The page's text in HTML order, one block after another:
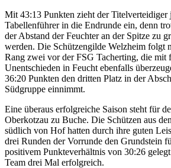
Mit 43:13 Punkten zieht der Titelverteidiger
Tabellenführer in die Endrunde ein, denn
der Abstand der Feuchter an der Spitze zu
werden. Die Schützengilde Welzheim folgt
Rang zwei vor der FSG Tacherting, die mit
Unentschieden in Feucht ebenfalls
36:20 Punkten den dritten Platz in der
Südgruppe einnimmt.
Eine überaus erfolgreiche Saison steht für
Oberkotzau zu Buche. Die Schützen aus
südlich von Hof hatten durch ihre guten
drei Runden der Vorrunde den Grundstein
positivem Punkteverhältnis von 30:26
Team drei Mal erfolgreich.